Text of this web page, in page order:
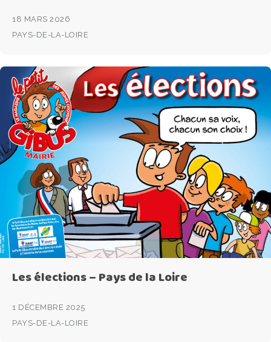
18 MARS 2026
PAYS-DE-LA-LOIRE
Les élections – Pays de la Loire
1 DÉCEMBRE 2025
PAYS-DE-LA-LOIRE